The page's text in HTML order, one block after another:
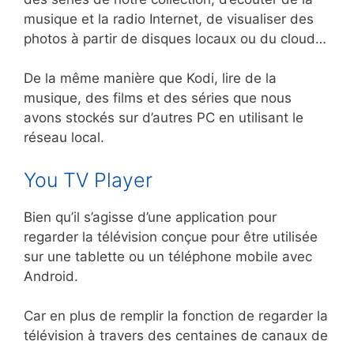
musique et la radio Internet, de visualiser des
photos à partir de disques locaux ou du cloud…
De la même manière que Kodi, lire de la
musique, des films et des séries que nous
avons stockés sur d’autres PC en utilisant le
réseau local.
You TV Player
Bien qu’il s’agisse d’une application pour
regarder la télévision conçue pour être utilisée
sur une tablette ou un téléphone mobile avec
Android.
Car en plus de remplir la fonction de regarder la
télévision à travers des centaines de canaux de